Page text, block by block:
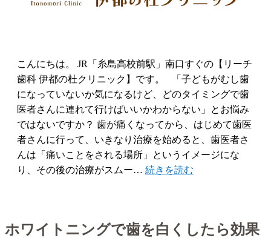
こんにちは。 JR「糸島高校前駅」南口すぐの【リーチ
歯科 伊都の杜クリニック】です。 「子どもがむし歯
になっていないか気になるけど、どのタイミングで歯
医者さんに連れて行けばいいかわからない」とお悩み
ではないですか？ 歯が痛くなってから、はじめて歯医
者さんに行って、いきなり治療を始めると、歯医者さ
んは「痛いことをされる場所」というイメージにな
り、その後の治療がスムー… 続きを読む
ホワイトニングで歯を白くしたら効果